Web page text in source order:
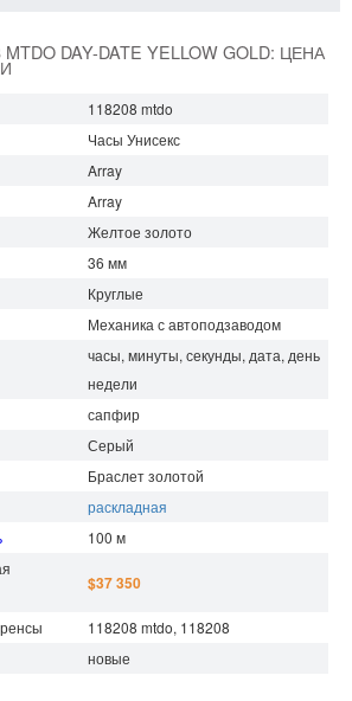
MTDO DAY-DATE YELLOW GOLD: ЦЕНА
118208 mtdo
Часы Унисекс
Array
Array
Желтое золото
36 мм
Круглые
Механика с автоподзаводом
часы, минуты, секунды, дата, день
недели
сапфир
Серый
Браслет золотой
раскладная
100 м
$37 350
118208 mtdo, 118208
новые